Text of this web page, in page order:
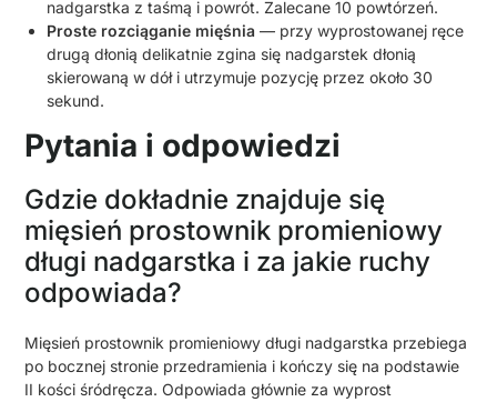
nadgarstka z taśmą i powrót. Zalecane 10 powtórzeń.
Proste rozciąganie mięśnia — przy wyprostowanej ręce
drugą dłonią delikatnie zgina się nadgarstek dłonią
skierowaną w dół i utrzymuje pozycję przez około 30
sekund.
Pytania i odpowiedzi
Gdzie dokładnie znajduje się
mięsień prostownik promieniowy
długi nadgarstka i za jakie ruchy
odpowiada?
Mięsień prostownik promieniowy długi nadgarstka przebiega
po bocznej stronie przedramienia i kończy się na podstawie
II kości śródręcza. Odpowiada głównie za wyprost